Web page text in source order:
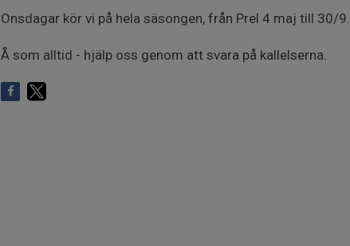
Onsdagar kör vi på hela säsongen, från Prel 4 maj till 30/9.
Å som alltid - hjälp oss genom att svara på kallelserna.